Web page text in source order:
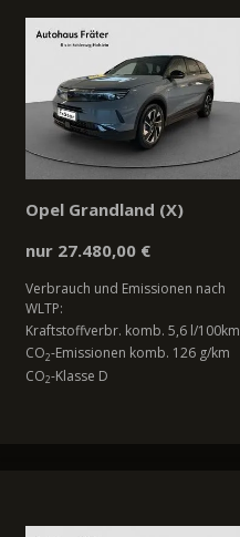
Opel Grandland (X)
nur 27.480,00 €
Verbrauch und Emissionen nach
WLTP:
Kraftstoffverbr. komb. 5,6 l/100km
CO2-Emissionen komb. 126 g/km
CO2-Klasse D